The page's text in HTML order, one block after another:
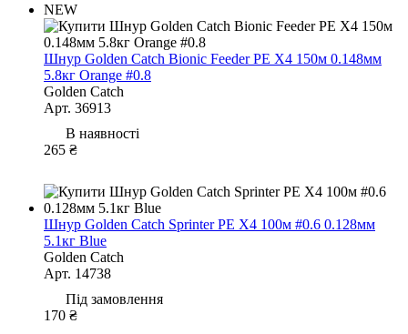
NEW
Шнур Golden Catch Bionic Feeder PE X4 150м 0.148мм
5.8кг Orange #0.8
Golden Catch
Арт. 36913
В наявності
265 ₴
Шнур Golden Catch Sprinter PE X4 100м #0.6 0.128мм
5.1кг Blue
Golden Catch
Арт. 14738
Під замовлення
170 ₴